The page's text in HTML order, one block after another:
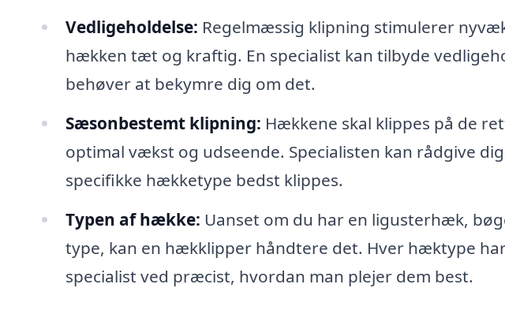
Vedligeholdelse: Regelmæssig klipning stimulerer
hækken tæt og kraftig. En specialist kan tilbyde
behøver at bekymre dig om det.
Sæsonbestemt klipning: Hækkene skal klippes på de
optimal vækst og udseende. Specialisten kan rådgive
specifikke hækketype bedst klippes.
Typen af hække: Uanset om du har en ligusterhæk,
type, kan en hækklipper håndtere det. Hver hæktype
specialist ved præcist, hvordan man plejer dem best.